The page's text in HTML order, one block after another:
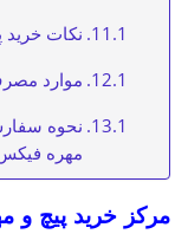
نکات
موارد
مهره
مرکز خرید پیچ و